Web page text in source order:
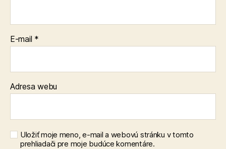
E-mail *
Adresa webu
Uložiť moje meno, e-mail a webovú stránku v tomto
prehliadači pre moje budúce komentáre.